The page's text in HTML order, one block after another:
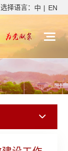
选择语言： 中 | EN